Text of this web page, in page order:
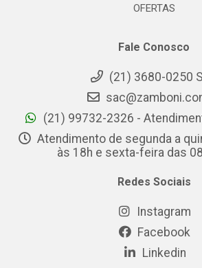
OFERTAS
Fale Conosco
(21) 3680-0250
(21) 99732-2326 -
Atendimento de segunda a
às 18h e sexta-feira das
Redes Sociais
Instagram
Facebook
Linkedin